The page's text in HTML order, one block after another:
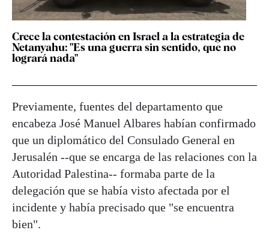
Crece la contestación en Israel a la estrategia de
Netanyahu: "Es una guerra sin sentido, que no
logrará nada"
Previamente, fuentes del departamento que
encabeza José Manuel Albares habían confirmado
que un diplomático del Consulado General en
Jerusalén --que se encarga de las relaciones con la
Autoridad Palestina-- formaba parte de la
delegación que se había visto afectada por el
incidente y había precisado que "se encuentra
bien".